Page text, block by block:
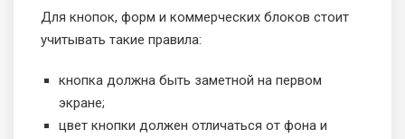
Для кнопок, форм и коммерческих блоков стоит
учитывать такие правила:
кнопка должна быть заметной на первом
экране;
цвет кнопки должен отличаться от фона и